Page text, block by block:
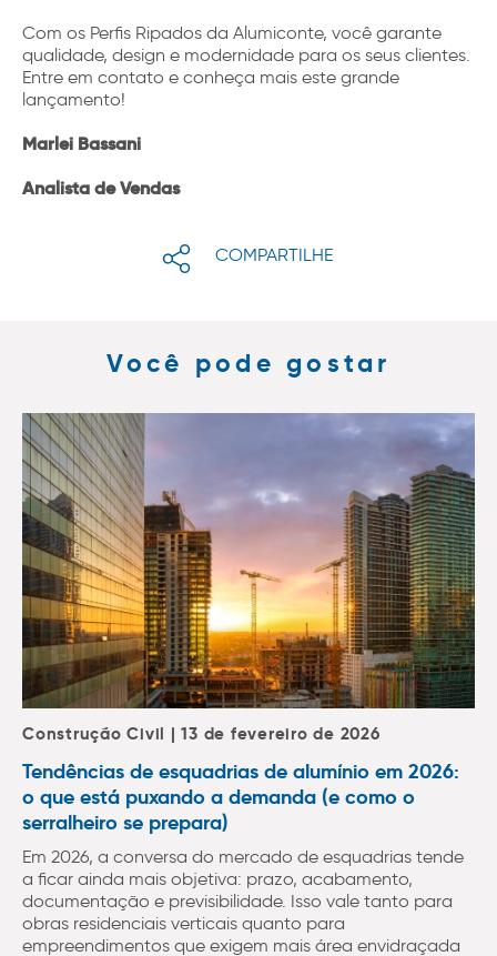
Com os Perfis Ripados da Alumiconte, você garante
qualidade, design e modernidade para os seus clientes.
Entre em contato e conheça mais este grande
lançamento!
Marlei Bassani
Analista de Vendas
COMPARTILHE
Você pode gostar
Construção Civil | 13 de fevereiro de 2026
Tendências de esquadrias de alumínio em 2026:
o que está puxando a demanda (e como o
serralheiro se prepara)
Em 2026, a conversa do mercado de esquadrias tende
a ficar ainda mais objetiva: prazo, acabamento,
documentação e previsibilidade. Isso vale tanto para
obras residenciais verticais quanto para
empreendimentos que exigem mais área envidraçada